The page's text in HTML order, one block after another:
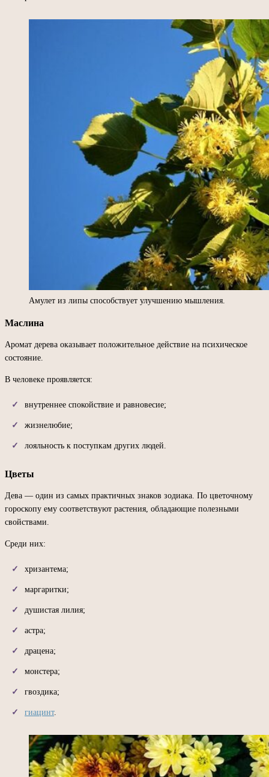
Амулет из липы способствует улучшению мышления.
Маслина
Аромат дерева оказывает положительное действие на психическое
состояние.
В человеке проявляется:
внутреннее спокойствие и равновесие;
жизнелюбие;
лояльность к поступкам других людей.
Цветы
Дева — один из самых практичных знаков зодиака. По цветочному
гороскопу ему соответствуют растения, обладающие полезными
свойствами.
Среди них:
хризантема;
маргаритки;
душистая лилия;
астра;
драцена;
монстера;
гвоздика;
гиацинт.